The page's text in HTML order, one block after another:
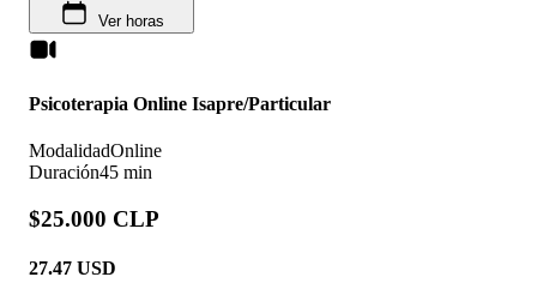
Ver horas
Psicoterapia Online Isapre/Particular
ModalidadOnline
Duración45 min
$25.000 CLP
27.47 USD